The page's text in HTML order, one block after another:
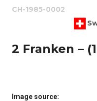
CH-1985-0002
2 Franken –
Image source: